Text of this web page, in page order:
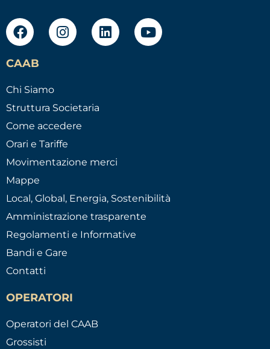
CAAB
Chi Siamo
Struttura Societaria
Come accedere
Orari e Tariffe
Movimentazione merci
Mappe
Local, Global, Energia, Sostenibilità
Amministrazione trasparente
Regolamenti e Informative
Bandi e Gare
Contatti
OPERATORI
Operatori del CAAB
Grossisti